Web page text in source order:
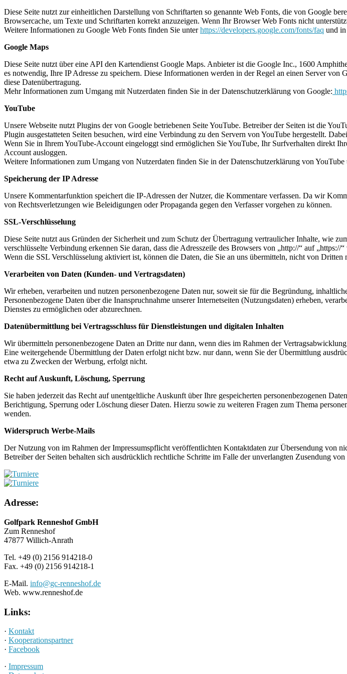
Diese Seite nutzt zur einheitlichen Darstellung von Schriftarten so genannte Web Fonts, die von Google
Browsercache, um Texte und Schriftarten korrekt anzuzeigen. Wenn Ihr Browser Web Fonts nicht
Weitere Informationen zu Google Web Fonts finden Sie unterhttps://developers.google.com/fonts/faq und
Google Maps
Diese Seite nutzt über eine API den Kartendienst Google Maps. Anbieter ist die Google Inc., 1600
es notwendig, Ihre IP Adresse zu speichern. Diese Informationen werden in der Regel an einen Server
diese Datenübertragung.
Mehr Informationen zum Umgang mit Nutzerdaten finden Sie in der Datenschutzerklärung von Google:
YouTube
Unsere Webseite nutzt Plugins der von Google betriebenen Seite YouTube. Betreiber der Seiten ist die
Plugin ausgestatteten Seiten besuchen, wird eine Verbindung zu den Servern von YouTube hergestellt.
Wenn Sie in Ihrem YouTube-Account eingeloggt sind ermöglichen Sie YouTube, Ihr Surfverhalten direkt
Account ausloggen.
Weitere Informationen zum Umgang von Nutzerdaten finden Sie in der Datenschutzerklärung von YouTube
Speicherung der IP Adresse
Unsere Kommentarfunktion speichert die IP-Adressen der Nutzer, die Kommentare verfassen. Da wir
von Rechtsverletzungen wie Beleidigungen oder Propaganda gegen den Verfasser vorgehen zu können.
SSL-Verschlüsselung
Diese Seite nutzt aus Gründen der Sicherheit und zum Schutz der Übertragung vertraulicher Inhalte, wie
verschlüsselte Verbindung erkennen Sie daran, dass die Adresszeile des Browsers von „http://“ auf
Wenn die SSL Verschlüsselung aktiviert ist, können die Daten, die Sie an uns übermitteln, nicht von Dritten
Verarbeiten von Daten (Kunden- und Vertragsdaten)
Wir erheben, verarbeiten und nutzen personenbezogene Daten nur, soweit sie für die Begründung,
Personenbezogene Daten über die Inanspruchnahme unserer Internetseiten (Nutzungsdaten) erheben,
Dienstes zu ermöglichen oder abzurechnen.
Datenübermittlung bei Vertragsschluss für Dienstleistungen und digitalen Inhalten
Wir übermitteln personenbezogene Daten an Dritte nur dann, wenn dies im Rahmen der
Eine weitergehende Übermittlung der Daten erfolgt nicht bzw. nur dann, wenn Sie der Übermittlung
etwa zu Zwecken der Werbung, erfolgt nicht.
Recht auf Auskunft, Löschung, Sperrung
Sie haben jederzeit das Recht auf unentgeltliche Auskunft über Ihre gespeicherten personenbezogenen
Berichtigung, Sperrung oder Löschung dieser Daten. Hierzu sowie zu weiteren Fragen zum Thema
wenden.
Widerspruch Werbe-Mails
Der Nutzung von im Rahmen der Impressumspflicht veröffentlichten Kontaktdaten zur Übersendung von
Betreiber der Seiten behalten sich ausdrücklich rechtliche Schritte im Falle der unverlangten Zusendung
Adresse:
Golfpark Renneshof GmbH
Zum Renneshof
47877 Willich-Anrath
Tel. +49 (0) 2156 914218-0
Fax. +49 (0) 2156 914218-1
E-Mail. info@gc-renneshof.de
Web. www.renneshof.de
Links:
· Kontakt
· Kooperationspartner
· Facebook
· Impressum